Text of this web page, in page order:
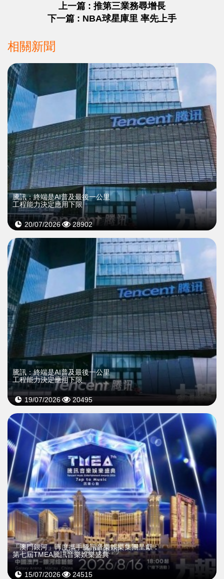
上一篇 : 推第三業務尋增長
下一篇 : NBA球星庫里 率先上手
相關新聞
騰訊：終端是AI普及最後一公里
工程能力決定應用下限
20/07/2026 28902
騰訊：終端是AI普及最後一公里
工程能力決定應用下限
19/07/2026 20495
「澳門銀河」再度攜手騰訊音樂娛樂集團呈獻：
第七屆TMEA騰訊音樂娛樂盛典
15/07/2026 24515